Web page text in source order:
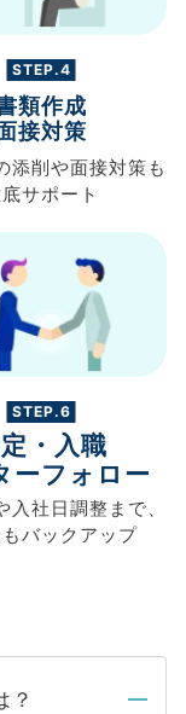
STEP.4
類作成
接対策
添削や面接対策も
サポート
STEP.6
・入職
ーフォロー
入社日調整まで、
バックアップ
？